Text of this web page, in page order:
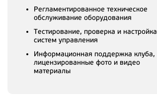
Регламентированное техническое
обслуживание оборудования
Тестирование, проверка и настройка
систем управления
Информационная поддержка клуба,
лицензированные фото и видео
материалы